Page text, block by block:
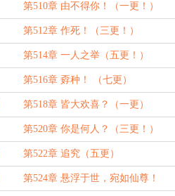
第510章 由不得你！（一更！）
第512章 作死！（三更！）
第514章 一人之举（五更！）
第516章 孬种！ （七更）
第518章 皆大欢喜？（一更）
第520章 你是何人？（三更！）
第522章 追究（五更）
第524章 悬浮于世，宛如仙尊！